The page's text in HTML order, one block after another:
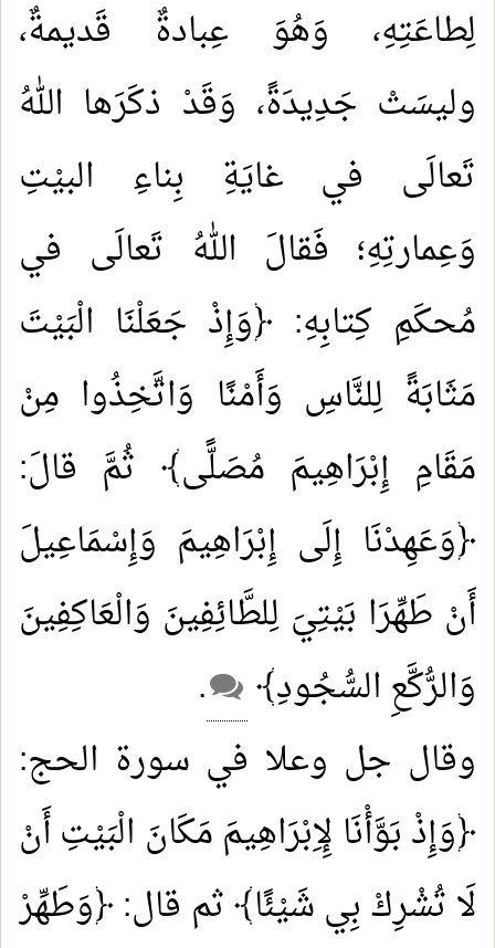
لِطاعَتِهِ، وَهُوَ عِبادةٌ قَديمةٌ،
وليسَتْ جَدِيدَةً، وَقَدْ ذكَرَها اللهُ
تَعالَى في غايَةِ بِناءِ البيْتِ
وَعِمارتِهِ؛ فَقالَ اللهُ تَعالَى في
مُحكَمِ كِتابِهِ: ﴿وَإِذْ جَعَلْنَا الْبَيْتَ
مَثَابَةً لِلنَّاسِ وَأَمْنًا وَاتَّخِذُوا مِنْ
مَقَامِ إِبْرَاهِيمَ مُصَلًّى﴾ ثُمَّ قالَ:
﴿وَعَهِدْنَا إِلَى إِبْرَاهِيمَ وَإِسْمَاعِيلَ
أَنْ طَهِّرَا بَيْتِيَ لِلطَّائِفِينَ وَالْعَاكِفِينَ
وَالرُّكَّعِ السُّجُودِ﴾
.
وقال جل وعلا في سورة الحج:
﴿وَإِذْ بَوَّأْنَا لِإِبْرَاهِيمَ مَكَانَ الْبَيْتِ أَنْ
لَا تُشْرِكْ بِي شَيْئًا﴾ ثم قال: ﴿وَطَهِّرْ